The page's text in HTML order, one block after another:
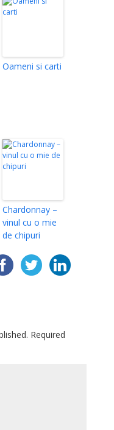
Oameni si carti
Chardonnay –
vinul cu o mie
de chipuri
Required